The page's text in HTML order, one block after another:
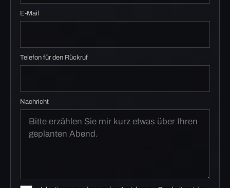
E-Mail
Telefon für den Rückruf
Nachricht